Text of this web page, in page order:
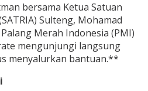
bersama Ketua Satuan
Sulteng, Mohamad
Merah Indonesia (PMI)
mengunjungi langsung
menyalurkan bantuan.**